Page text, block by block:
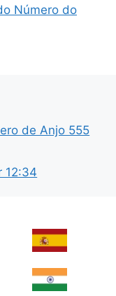
Número do
de Anjo 555
12:34